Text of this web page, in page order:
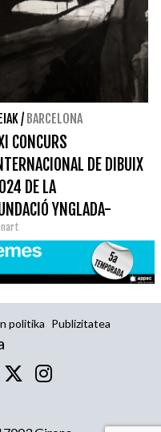
/ BARCELONA
CONCURS
DE DIBUIX
DE LA
YNGLADA-
politika Publizitatea